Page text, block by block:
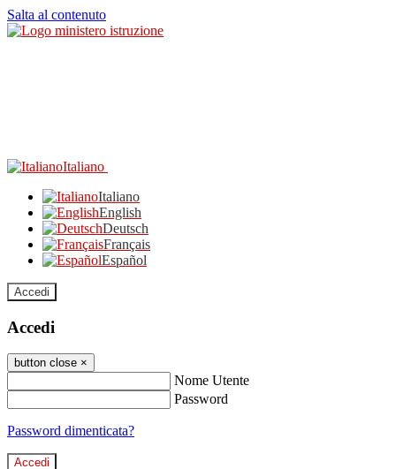
Salta al contenuto
Italiano
Italiano
English
Deutsch
Français
Español
Accedi
Accedi
button close ×
Nome Utente
Password
Password dimenticata?